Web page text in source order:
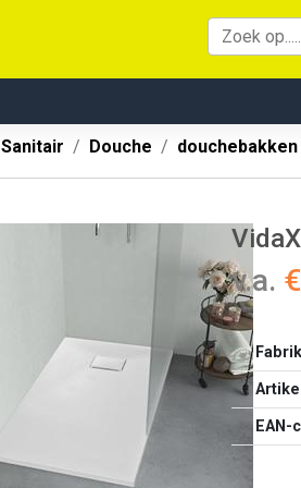
Sanitair Douche douchebakken
v.a.
EAN-